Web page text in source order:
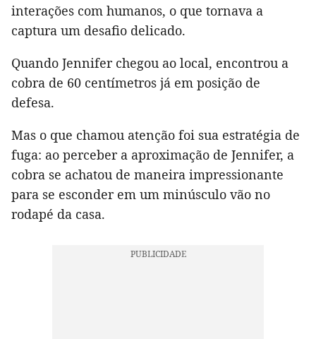
interações com humanos, o que tornava a
captura um desafio delicado.
Quando Jennifer chegou ao local, encontrou a
cobra de 60 centímetros já em posição de
defesa.
Mas o que chamou atenção foi sua estratégia de
fuga: ao perceber a aproximação de Jennifer, a
cobra se achatou de maneira impressionante
para se esconder em um minúsculo vão no
rodapé da casa.